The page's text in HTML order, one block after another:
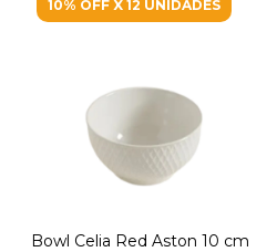
10% OFF X 12 UNIDADES
Bowl Celia Red Aston 10 cm